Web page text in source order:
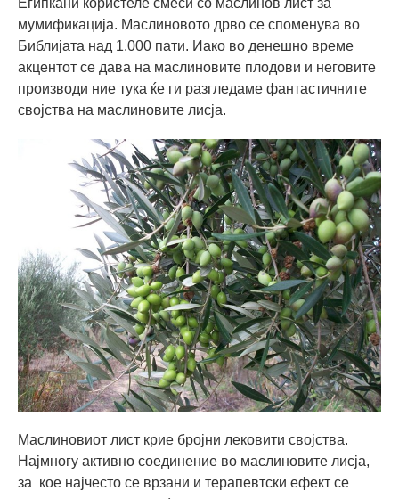
Египќани користеле смеси со маслинов лист за
мумификација. Маслиновото дрво се споменува во
Библијата над 1.000 пати. Иако во денешно време
акцентот се дава на маслиновите плодови и неговите
производи ние тука ќе ги разгледаме фантастичните
својства на маслиновите лисја.
Маслиновиот лист крие бројни лековити својства.
Најмногу активно соединение во маслиновите лисја,
за кое најчесто се врзани и терапевтски ефект се